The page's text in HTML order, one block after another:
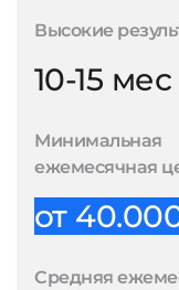
Высокие
10-15 мес
Минимальная
ежемесячная
от
Средняя